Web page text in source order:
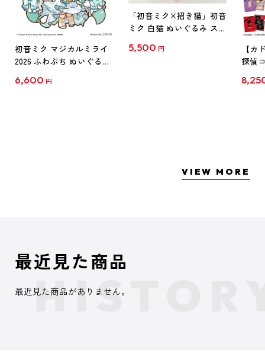
初音ミク マジカルミライ
2026 ふわぷち ぬいぐるみ
6,600 円
「初音ミク×招き猫」初音
ミク 白猫 ぬいぐるみ スタ
5,500 円
【カ
探偵
クリ
VIEW MORE
最近見た商品
最近見た商品がありません。